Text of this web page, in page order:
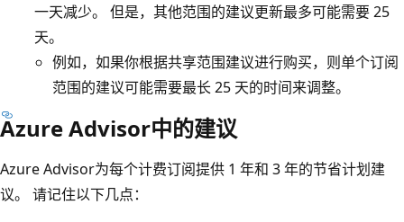
一天减少。 但是，其他范围的建议更新最多可能需要 25
天。
例如，如果你根据共享范围建议进行购买，则单个订阅
范围的建议可能需要最长 25 天的时间来调整。
Azure Advisor中的建议
Azure Advisor为每个计费订阅提供 1 年和 3 年的节省计划建
议。 请记住以下几点：